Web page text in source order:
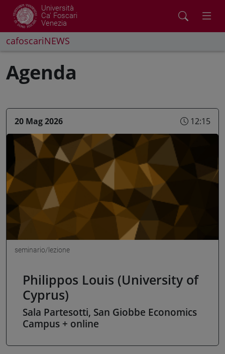
Università
Ca' Foscari
Venezia
cafoscariNEWS
Agenda
20 Mag 2026 12:15
seminario/lezione
Philippos Louis (University of
Cyprus)
Sala Partesotti, San Giobbe Economics
Campus + online